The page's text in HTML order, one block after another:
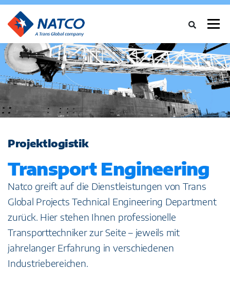
Menü
ÜBER UNS DIENSTLEISTUNGEN BRANCHEN
FALLSTUDIEN NETZWERK KARRIERE KONTAKT
Projektlogistik
Transport Engineering
Natco greift auf die Dienstleistungen von Trans
Global Projects Technical Engineering Department
zurück. Hier stehen Ihnen professionelle
Transporttechniker zur Seite – jeweils mit
jahrelanger Erfahrung in verschiedenen
Industriebereichen.